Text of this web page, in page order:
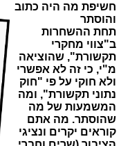
חשיפת מה היה כתוב
והוסתר
תחת ההשחרות
ב"צווי מחקרי
תקשורת", שהוציאה
מ"י, כי זה לא אפשרי
ולא חוקי על פי "חוק
נתוני תקשורת", ומה
המשמעות של מה
שהוסתר. מה אתם
קוראים יקרים ונציגי